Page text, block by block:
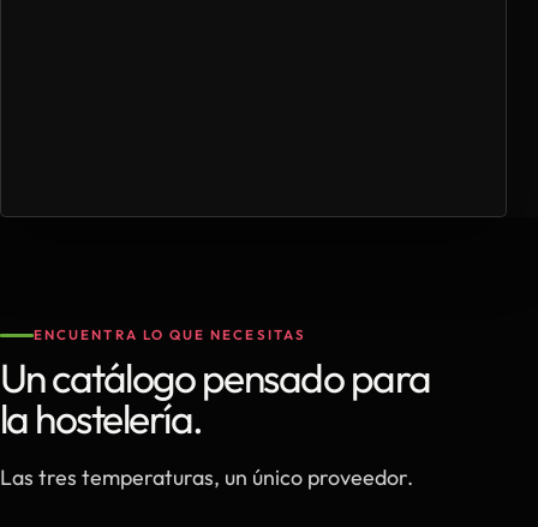
ENCUENTRA LO QUE NECESITAS
Un catálogo pensado para
la hostelería.
Las tres temperaturas, un único proveedor.